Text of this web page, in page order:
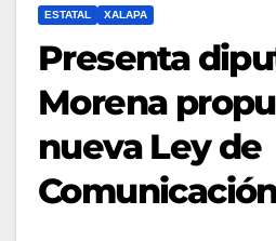
ESTATAL XALAPA
Presenta
Morena
nueva Ley de